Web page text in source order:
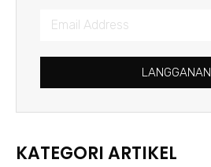
LANGGANAN
KATEGORI ARTIKEL